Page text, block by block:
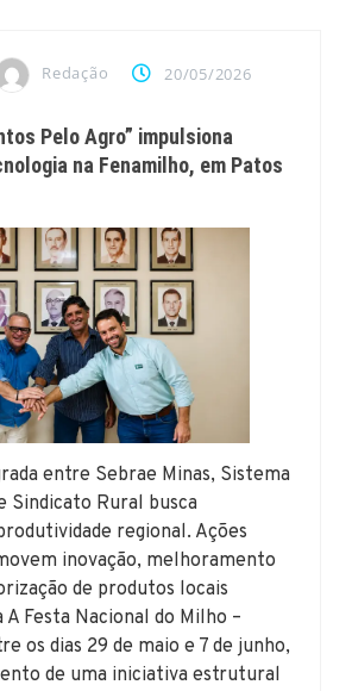
Redação 20/05/2026
Pelo Agro” impulsiona
na Fenamilho, em Patos
entre Sebrae Minas, Sistema
Sindicato Rural busca
regional. Ações
inovação, melhoramento
de produtos locais
Festa Nacional do Milho –
os dias 29 de maio e 7 de junho,
de uma iniciativa estrutural